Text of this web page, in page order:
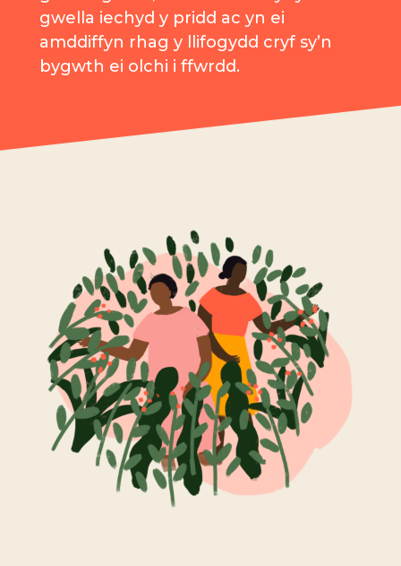
gwella iechyd y pridd ac yn ei
amddiffyn rhag y llifogydd cryf sy’n
bygwth ei olchi i ffwrdd.